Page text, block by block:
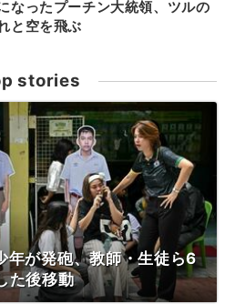
なったプーチン大統領、ツルの
と空を飛ぶ
stories
年が発砲、教師・生徒ら6
た後移動